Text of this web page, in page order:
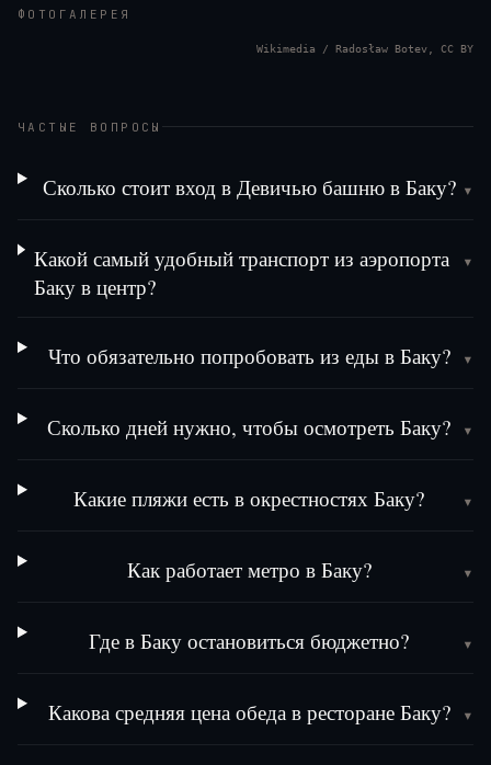
ФОТОГАЛЕРЕЯ
Wikimedia / Radosław Botev, CC BY
ЧАСТЫЕ ВОПРОСЫ
Сколько стоит вход в Девичью башню в Баку? ▾
Какой самый удобный транспорт из аэропорта
Баку в центр?
▾
Что обязательно попробовать из еды в Баку? ▾
Сколько дней нужно, чтобы осмотреть Баку? ▾
Какие пляжи есть в окрестностях Баку? ▾
Как работает метро в Баку? ▾
Где в Баку остановиться бюджетно? ▾
Какова средняя цена обеда в ресторане Баку? ▾